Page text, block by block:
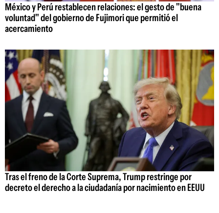
México y Perú restablecen relaciones: el gesto de "buena
voluntad" del gobierno de Fujimori que permitió el
acercamiento
Tras el freno de la Corte Suprema, Trump restringe por
decreto el derecho a la ciudadanía por nacimiento en EEUU